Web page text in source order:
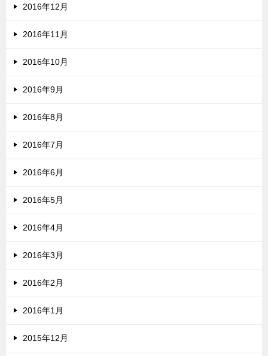
2016年12月
2016年11月
2016年10月
2016年9月
2016年8月
2016年7月
2016年6月
2016年5月
2016年4月
2016年3月
2016年2月
2016年1月
2015年12月